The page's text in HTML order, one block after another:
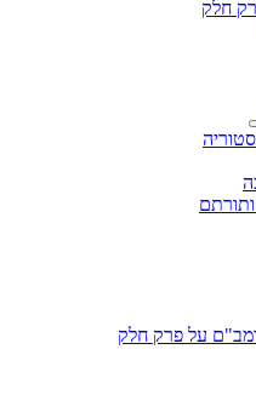
חלק
על פרק חלק